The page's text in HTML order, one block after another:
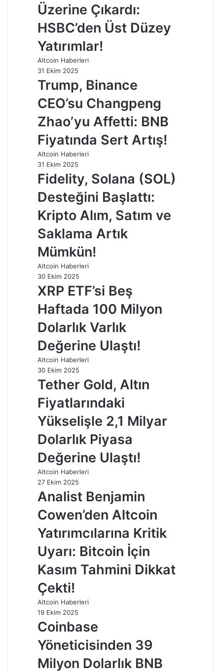
Üzerine Çıkardı:
HSBC’den Üst Düzey
Yatırımlar!
Altcoin Haberleri
31 Ekim 2025
Trump, Binance
CEO’su Changpeng
Zhao’yu Affetti: BNB
Fiyatında Sert Artış!
Altcoin Haberleri
31 Ekim 2025
Fidelity, Solana (SOL)
Desteğini Başlattı:
Kripto Alım, Satım ve
Saklama Artık
Mümkün!
Altcoin Haberleri
30 Ekim 2025
XRP ETF’si Beş
Haftada 100 Milyon
Dolarlık Varlık
Değerine Ulaştı!
Altcoin Haberleri
30 Ekim 2025
Tether Gold, Altın
Fiyatlarındaki
Yükselişle 2,1 Milyar
Dolarlık Piyasa
Değerine Ulaştı!
Altcoin Haberleri
27 Ekim 2025
Analist Benjamin
Cowen’den Altcoin
Yatırımcılarına Kritik
Uyarı: Bitcoin İçin
Kasım Tahmini Dikkat
Çekti!
Altcoin Haberleri
19 Ekim 2025
Coinbase
Yöneticisinden 39
Milyon Dolarlık BNB